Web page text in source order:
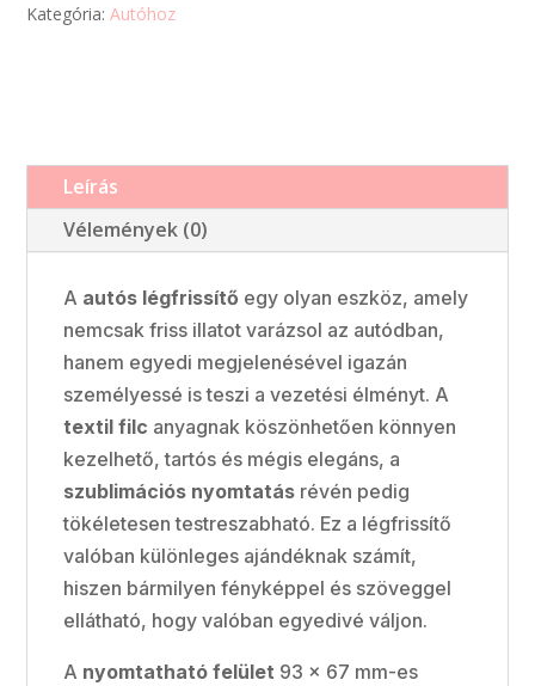
Kategória:Autóhoz
Leírás
Vélemények (0)
A autós légfrissítő egy olyan eszköz, amely
nemcsak friss illatot varázsol az autódban,
hanem egyedi megjelenésével igazán
személyessé is teszi a vezetési élményt. A
textil filc anyagnak köszönhetően könnyen
kezelhető, tartós és mégis elegáns, a
szublimációs nyomtatás révén pedig
tökéletesen testreszabható. Ez a légfrissítő
valóban különleges ajándéknak számít,
hiszen bármilyen fényképpel és szöveggel
ellátható, hogy valóban egyedivé váljon.
A nyomtatható felület 93 × 67 mm-es